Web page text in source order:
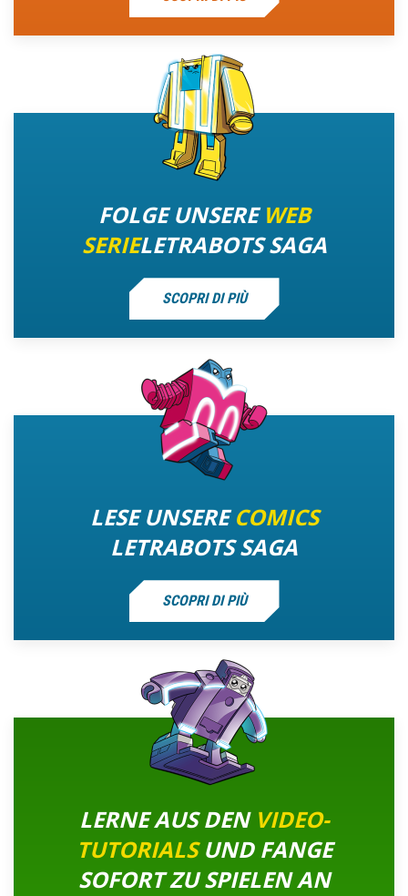
FOLGE UNSEREWEB
SERIELETRABOTS SAGA
SCOPRI DI PIÙ
LESE UNSERECOMICS
LETRABOTS SAGA
SCOPRI DI PIÙ
LERNE AUS DEN VIDEO-
TUTORIALSUND FANGE
SOFORT ZU SPIELEN AN